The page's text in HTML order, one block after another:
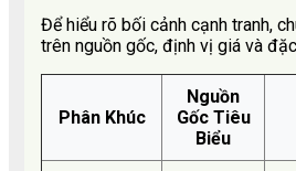
Để hiểu rõ bối cảnh cạnh tranh,
trên nguồn gốc, định vị giá và
Phân Khúc
Nguồn
Gốc Tiêu
Biểu